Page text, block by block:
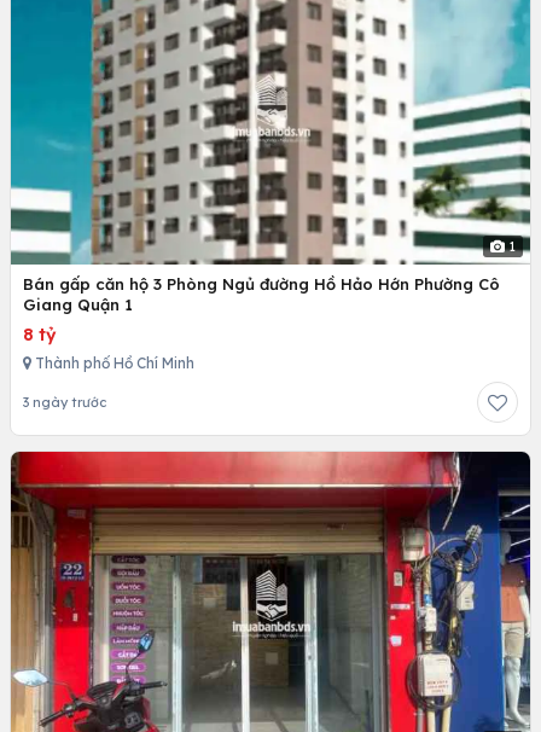
1
Bán gấp căn hộ 3 Phòng Ngủ đường Hồ Hảo Hớn Phường Cô
Giang Quận 1
8 tỷ
Thành phố Hồ Chí Minh
3 ngày trước